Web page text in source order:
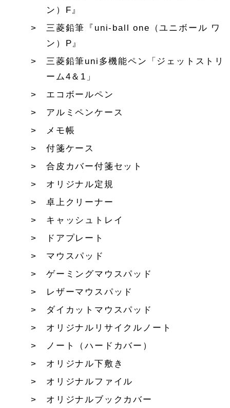
ン）F』
三菱鉛筆『uni-ball one（ユニボール ワ
ン）P』
三菱鉛筆uni多機能ペン「ジェットストリ
ーム4＆1」
エコボールペン
アルミペンケース
メモ帳
付箋ケース
合皮カバー付箋セット
オリジナル定規
卓上クリーナー
キャッシュトレイ
ドアプレート
マウスパッド
ゲーミングマウスパッド
レザーマウスパッド
ダイカットマウスパッド
オリジナルリサイクルノート
ノート（ハードカバー）
オリジナル下敷き
オリジナルファイル
オリジナルブックカバー